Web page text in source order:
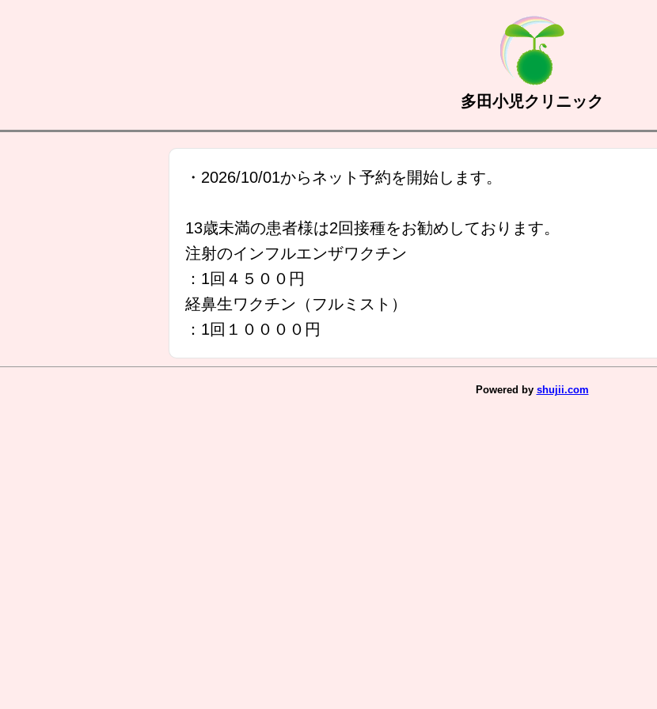
多田小児クリニック
・2026/10/01からネット予約を開始します。
13歳未満の患者様は2回接種をお勧めしております。
注射のインフルエンザワクチン
：1回４５００円
経鼻生ワクチン（フルミスト）
：1回１００００円
Powered by shujii.com